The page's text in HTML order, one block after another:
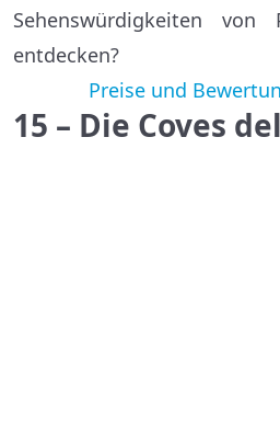
Sehenswürdigkeiten
entdecken?
Preise und
15 – Die Coves